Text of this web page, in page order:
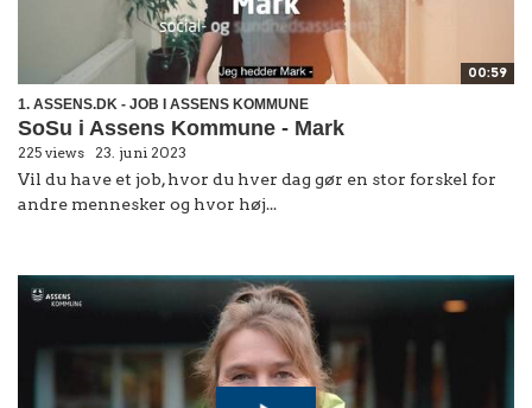
00:59
1. ASSENS.DK - JOB I ASSENS KOMMUNE
SoSu i Assens Kommune - Mark
225 views 23. juni 2023
Vil du have et job, hvor du hver dag gør en stor forskel for
andre mennesker og hvor høj...